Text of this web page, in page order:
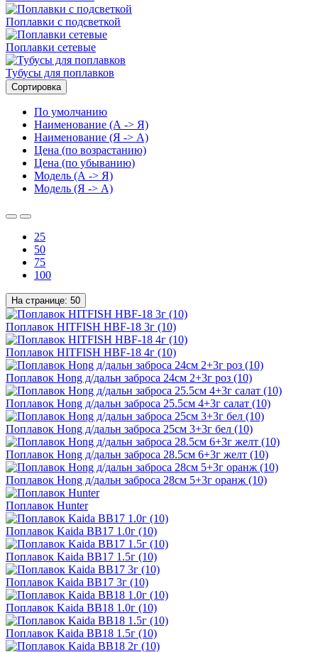
Поплавки с подсветкой
Поплавки сетевые
Тубусы для поплавков
Сортировка
По умолчанию
Наименование (А -> Я)
Наименование (Я -> А)
Цена (по возрастанию)
Цена (по убыванию)
Модель (А -> Я)
Модель (Я -> А)
25
50
75
100
На странице: 50
Поплавок HITFISH HBF-18 3г (10)
Поплавок HITFISH HBF-18 4г (10)
Поплавок Hong д/дальн заброса 24см 2+3г роз (10)
Поплавок Hong д/дальн заброса 25.5см 4+3г салат (10)
Поплавок Hong д/дальн заброса 25см 3+3г бел (10)
Поплавок Hong д/дальн заброса 28.5см 6+3г желт (10)
Поплавок Hong д/дальн заброса 28см 5+3г оранж (10)
Поплавок Hunter
Поплавок Kaida BB17 1.0г (10)
Поплавок Kaida BB17 1.5г (10)
Поплавок Kaida BB17 3г (10)
Поплавок Kaida BB18 1.0г (10)
Поплавок Kaida BB18 1.5г (10)